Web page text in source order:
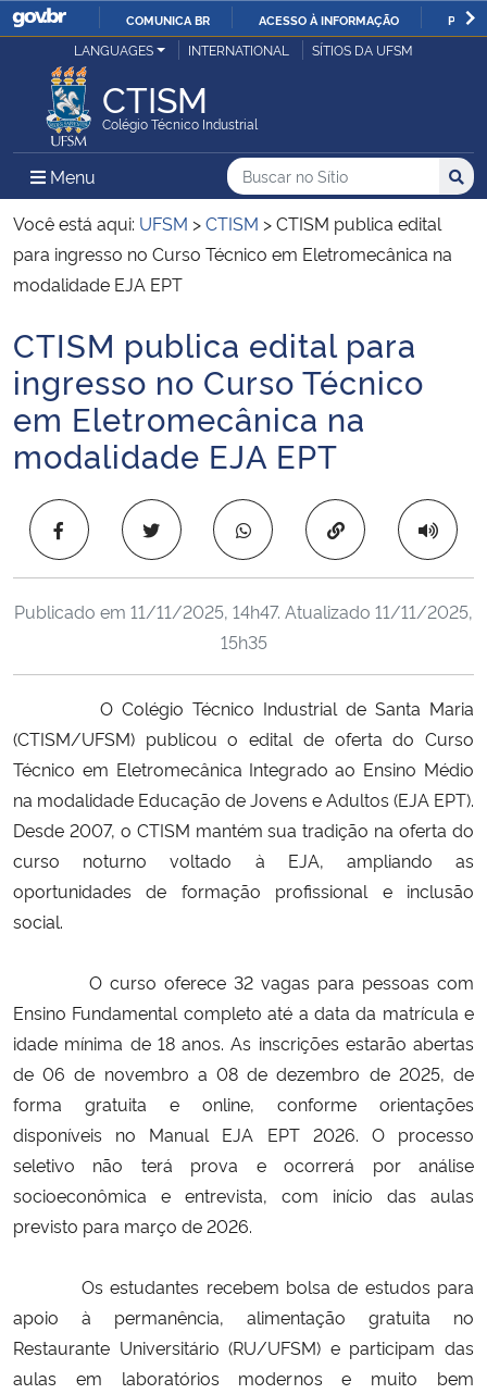
IR
COMUNICA BR ACESSO À INFORMAÇÃO
Ministério da Justiça e Segurança Pública
Ministério da Defesa
Ministério das Relações Exteriores
Ministério da Economia
Ministério da Infraestrutura
Ministério da Agricultura, Pecuária e Abastecimento
Ministério da Educação
Ministério da Cidadania
Ministério da Saúde
Ministério de Minas e Energia
Ministério da Ciência, Tecnologia, Inovações e Comunicações
Ministério do Meio Ambiente
Ministério do Turismo
Ministério do Desenvolvimento Regional
Controladoria-Geral da União
Secretaria-Geral
Secretaria de Governo
Gabinete de Segurança Institucional
Advocacia-Geral da União
Planalto
LANGUAGES INTERNATIONAL SÍTIOS DA UFSM
CTISM
Colégio Técnico Industrial
Menu Menu Principal do Sítio
Busca
Buscar no no Sítio
Busca:
Você está aqui: UFSM >CTISM >CTISM publica edital
para ingresso no Curso Técnico em Eletromecânica na
modalidade EJA EPT
Início do conteúdo
CTISM publica edital para
ingresso no Curso Técnico
em Eletromecânica na
modalidade EJA EPT
Copiar para área
Publicado em 11/11/2025, 14h47. Atualizado 11/11/2025,
15h35
O Colégio Técnico Industrial de Santa Maria
(CTISM/UFSM) publicou o edital de oferta do Curso
Técnico em Eletromecânica Integrado ao Ensino Médio
na modalidade Educação de Jovens e Adultos (EJA EPT).
Desde 2007, o CTISM mantém sua tradição na oferta do
curso noturno voltado à EJA, ampliando as
oportunidades de formação profissional e inclusão
social.
O curso oferece 32 vagas para pessoas com
Ensino Fundamental completo até a data da matrícula e
idade mínima de 18 anos. As inscrições estarão abertas
de 06 de novembro a 08 de dezembro de 2025, de
forma gratuita e online, conforme orientações
disponíveis no Manual EJA EPT 2026. O processo
seletivo não terá prova e ocorrerá por análise
socioeconômica e entrevista, com início das aulas
previsto para março de 2026.
Os estudantes recebem bolsa de estudos para
apoio à permanência, alimentação gratuita no
Restaurante Universitário (RU/UFSM) e participam das
aulas em laboratórios modernos e muito bem